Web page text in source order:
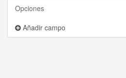
Opciones
Añadir campo